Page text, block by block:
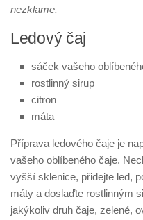
nezklame.
Ledový čaj
sáček vašeho
rostlinný sirup
citron
máta
Příprava ledového čaje je
vašeho oblíbeného čaje.
vyšší sklenice, přidejte led,
máty a doslaďte rostlinným
jakýkoliv druh čaje, zelené,